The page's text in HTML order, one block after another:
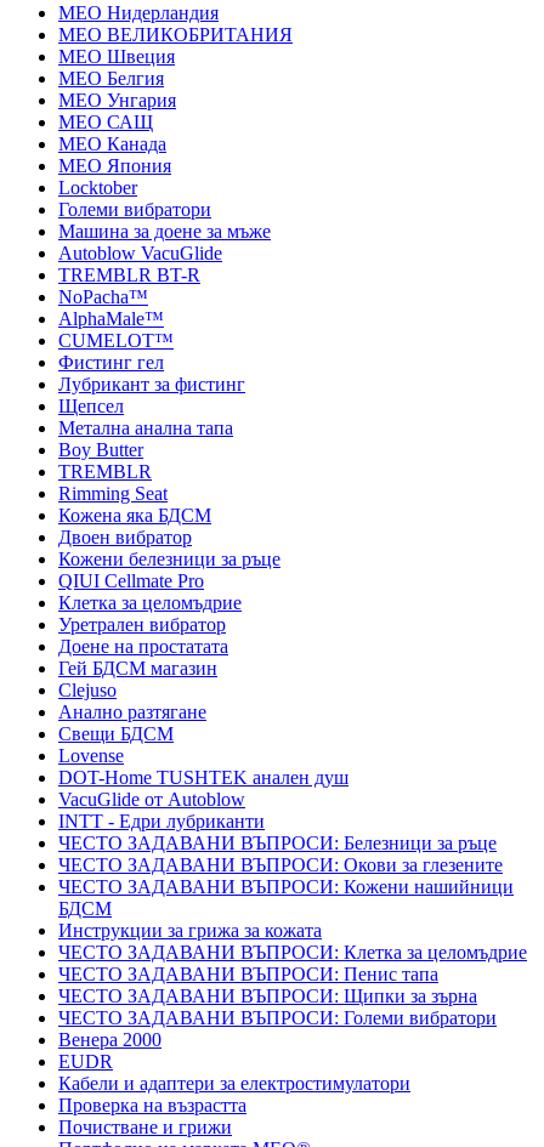
MEO Нидерландия
MEO ВЕЛИКОБРИТАНИЯ
MEO Швеция
MEO Белгия
MEO Унгария
MEO САЩ
MEO Канада
MEO Япония
Locktober
Големи вибратори
Машина за доене за мъже
Autoblow VacuGlide
TREMBLR BT-R
NoPacha™
AlphaMale™
CUMELOT™
Фистинг гел
Лубрикант за фистинг
Щепсел
Метална анална тапа
Boy Butter
TREMBLR
Rimming Seat
Кожена яка БДСМ
Двоен вибратор
Кожени белезници за ръце
QIUI Cellmate Pro
Клетка за целомъдрие
Уретрален вибратор
Доене на простатата
Гей БДСМ магазин
Clejuso
Анално разтягане
Свещи БДСМ
Lovense
DOT-Home TUSHTEK анален душ
VacuGlide от Autoblow
INTT - Едри лубриканти
ЧЕСТО ЗАДАВАНИ ВЪПРОСИ: Белезници за ръце
ЧЕСТО ЗАДАВАНИ ВЪПРОСИ: Окови за глезените
ЧЕСТО ЗАДАВАНИ ВЪПРОСИ: Кожени нашийници
БДСМ
Инструкции за грижа за кожата
ЧЕСТО ЗАДАВАНИ ВЪПРОСИ: Клетка за целомъдрие
ЧЕСТО ЗАДАВАНИ ВЪПРОСИ: Пенис тапа
ЧЕСТО ЗАДАВАНИ ВЪПРОСИ: Щипки за зърна
ЧЕСТО ЗАДАВАНИ ВЪПРОСИ: Големи вибратори
Венера 2000
EUDR
Кабели и адаптери за електростимулатори
Проверка на възрастта
Почистване и грижи